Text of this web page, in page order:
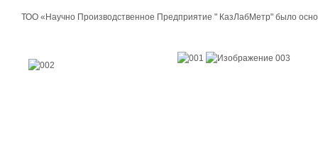
ТОО «Научно Производственное Предприятие " КазЛабМетр" было